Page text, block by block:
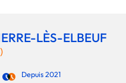
LÈS-ELBEUF
Depuis 2021